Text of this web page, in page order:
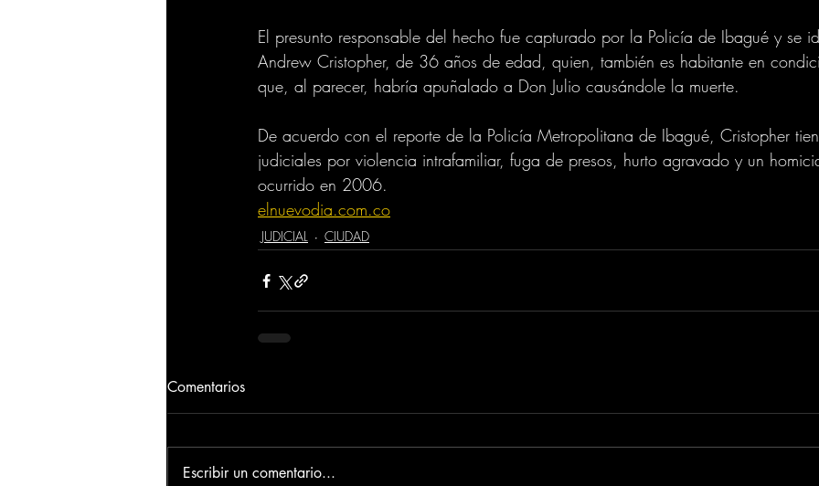
El presunto responsable del hecho fue capturado por la Policía de Ibagué y se
Andrew Cristopher, de 36 años de edad, quien, también es habitante en
que, al parecer, habría apuñalado a Don Julio causándole la muerte.
De acuerdo con el reporte de la Policía Metropolitana de Ibagué, Cristopher
judiciales por violencia intrafamiliar, fuga de presos, hurto agravado y un
ocurrido en 2006.
elnuevodia.com.co
JUDICIAL CIUDAD
Comentarios
Escribir un comentario...